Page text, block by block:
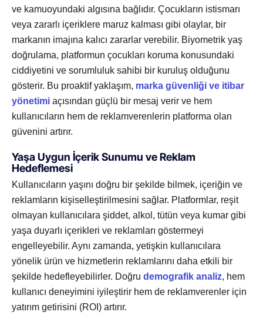
ve kamuoyundaki algısına bağlıdır. Çocukların istismarı
veya zararlı içeriklere maruz kalması gibi olaylar, bir
markanın imajına kalıcı zararlar verebilir. Biyometrik yaş
doğrulama, platformun çocukları koruma konusundaki
ciddiyetini ve sorumluluk sahibi bir kuruluş olduğunu
gösterir. Bu proaktif yaklaşım, marka güvenliği ve itibar
yönetimi açısından güçlü bir mesaj verir ve hem
kullanıcıların hem de reklamverenlerin platforma olan
güvenini artırır.
Yaşa Uygun İçerik Sunumu ve Reklam
Hedeflemesi
Kullanıcıların yaşını doğru bir şekilde bilmek, içeriğin ve
reklamların kişiselleştirilmesini sağlar. Platformlar, reşit
olmayan kullanıcılara şiddet, alkol, tütün veya kumar gibi
yaşa duyarlı içerikleri ve reklamları göstermeyi
engelleyebilir. Aynı zamanda, yetişkin kullanıcılara
yönelik ürün ve hizmetlerin reklamlarını daha etkili bir
şekilde hedefleyebilirler. Doğru demografik analiz, hem
kullanıcı deneyimini iyileştirir hem de reklamverenler için
yatırım getirisini (ROI) artırır.